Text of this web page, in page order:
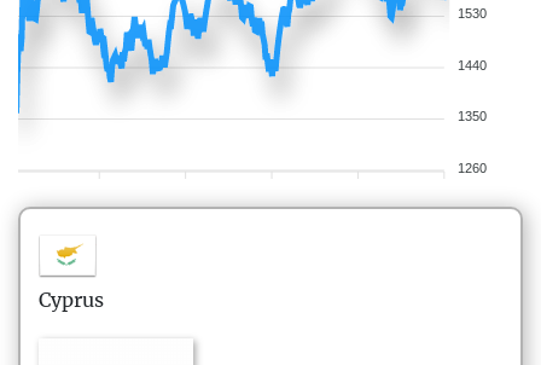
1530
1440
1350
1260
Cyprus